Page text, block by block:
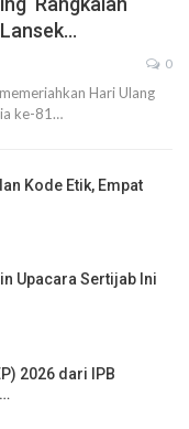
0
Hari Ulang
ke-81…
Kode Etik, Empat
Upacara Sertijab Ini
2026 dari IPB